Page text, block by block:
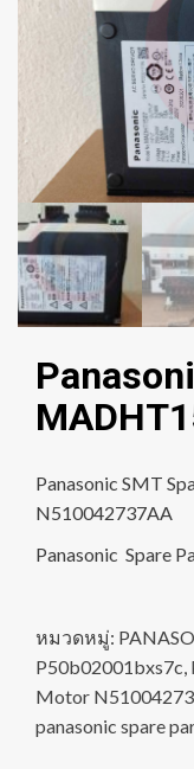
Panasonic SMT
N510042737AA
Panasonic Spare
หมวดหมู่:
P50b02001bxs7c,
Motor
panasonic spare